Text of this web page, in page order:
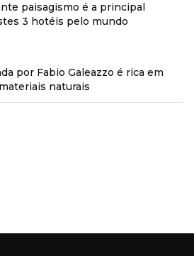
paisagismo é a principal
3 hotéis pelo mundo
por Fabio Galeazzo é rica em
naturais